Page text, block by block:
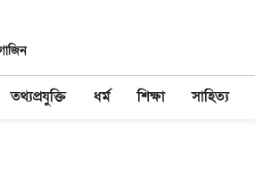
তথ্যপ্রযুক্তি ধর্ম শিক্ষা সাহিত্য